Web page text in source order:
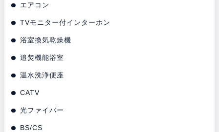
エアコン
TVモニター付インターホン
浴室換気乾燥機
追焚機能浴室
温水洗浄便座
CATV
光ファイバー
BS/CS